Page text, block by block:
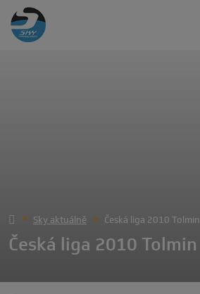
Sky aktuálně Česká liga 2010 Tolmin
Česká liga 2010 Tolmin